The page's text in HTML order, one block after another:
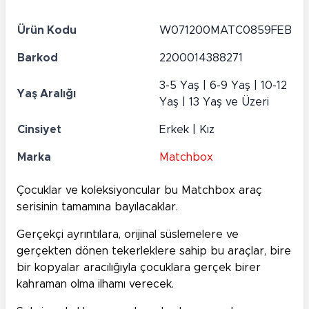
Ürün Kodu W071200MATC0859FEB
Barkod 2200014388271
Yaş Aralığı
3-5 Yaş | 6-9 Yaş | 10-12
Yaş | 13 Yaş ve Üzeri
Cinsiyet Erkek | Kız
Marka Matchbox
Çocuklar ve koleksiyoncular bu Matchbox araç
serisinin tamamına bayılacaklar.
Gerçekçi ayrıntılara, orijinal süslemelere ve
gerçekten dönen tekerleklere sahip bu araçlar, bire
bir kopyalar aracılığıyla çocuklara gerçek birer
kahraman olma ilhamı verecek.